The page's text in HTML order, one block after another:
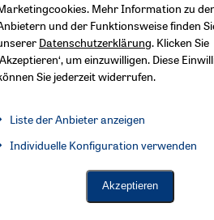
Mehr Information zu
und der Funktionsweise finden
Datenschutzerklärung. Klicken Sie
um einzuwilligen. Diese
Sie jederzeit widerrufen.
Liste der Anbieter anzeigen
Embed / Facebook Connect,
Google Maps Embed
Individuelle Konfiguration verwenden
Akzeptieren